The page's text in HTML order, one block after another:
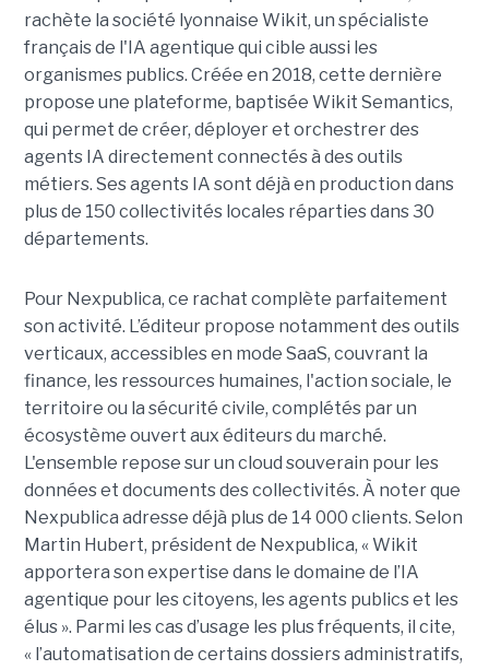
rachète la société lyonnaise Wikit, un spécialiste
français de l'IA agentique qui cible aussi les
organismes publics. Créée en 2018, cette dernière
propose une plateforme, baptisée Wikit Semantics,
qui permet de créer, déployer et orchestrer des
agents IA directement connectés à des outils
métiers. Ses agents IA sont déjà en production dans
plus de 150 collectivités locales réparties dans 30
départements.
Pour Nexpublica, ce rachat complète parfaitement
son activité. L’éditeur propose notamment des outils
verticaux, accessibles en mode SaaS, couvrant la
finance, les ressources humaines, l'action sociale, le
territoire ou la sécurité civile, complétés par un
écosystème ouvert aux éditeurs du marché.
L'ensemble repose sur un cloud souverain pour les
données et documents des collectivités. À noter que
Nexpublica adresse déjà plus de 14 000 clients. Selon
Martin Hubert, président de Nexpublica, « Wikit
apportera son expertise dans le domaine de l’IA
agentique pour les citoyens, les agents publics et les
élus ». Parmi les cas d’usage les plus fréquents, il cite,
« l’automatisation de certains dossiers administratifs,